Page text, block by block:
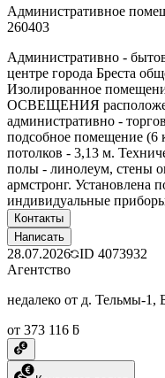
Административное
260403
Административно -
центре города Бреста
Изолированное
ОСВЕЩЕНИЯ
административно -
подсобное помещение (6
потолков - 3,13 м.
полы - линолеум, стены
армстронг. Установлена
индивидуальные
Контакты
Написать
28.07.2026 ID 4073932
Агентство
недалеко от д. Тельмы-1,
от 373 116 ƃ